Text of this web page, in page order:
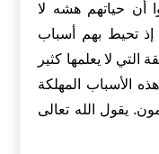
أن حياتهم هشه لا
إذ تحيط بهم أسباب
لا يعلمها كثير
الأسباب المهلكة
يقول الله تعالى